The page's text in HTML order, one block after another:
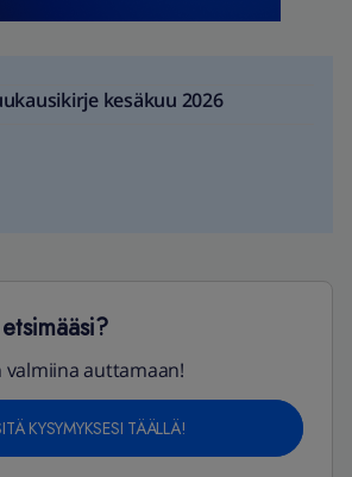
kesäkuu 2026
valmiina auttamaan!
KYSYMYKSESI TÄÄLLÄ!